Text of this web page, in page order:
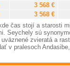
3 568 €
3 568 €
čas stojí a starosti
Seychely sú
zvieratá a
v pralesoch